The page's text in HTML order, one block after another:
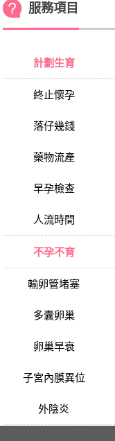
服務項目
計劃生育
終止懷孕
落仔幾錢
藥物流產
早孕檢查
人流時間
不孕不育
輸卵管堵塞
多囊卵巢
卵巢早衰
子宮內膜異位
外陰炎